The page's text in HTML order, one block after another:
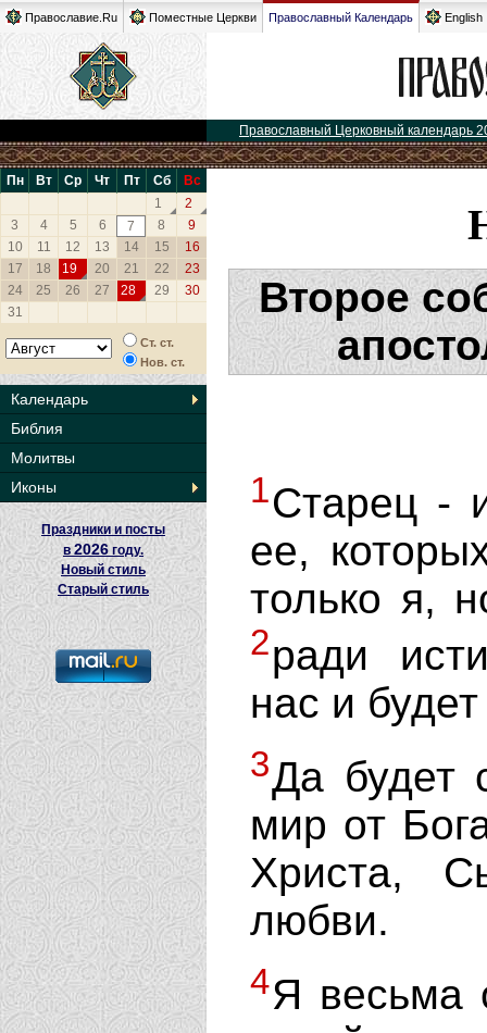
Православие.Ru Поместные Церкви Православный Календарь English
Православный Церковный календарь
Пн Вт Ср Чт Пт Сб
Вс
1
2
3
4 5 6 7 8
9
10
11 12 13 14 15
16
17
18 19 20 21 22
23
24
25 26 27 28 29
30
31
Ст. ст.
Нов. ст.
Календарь
Библия
Молитвы
Иконы
Праздники и посты
в2026 году.
Новый стиль
Старый стиль
Второе
1Старец -
ее,
только я,
2ради
нас и
3Да будет
мир от
Христа,
любви.
4Я весьма